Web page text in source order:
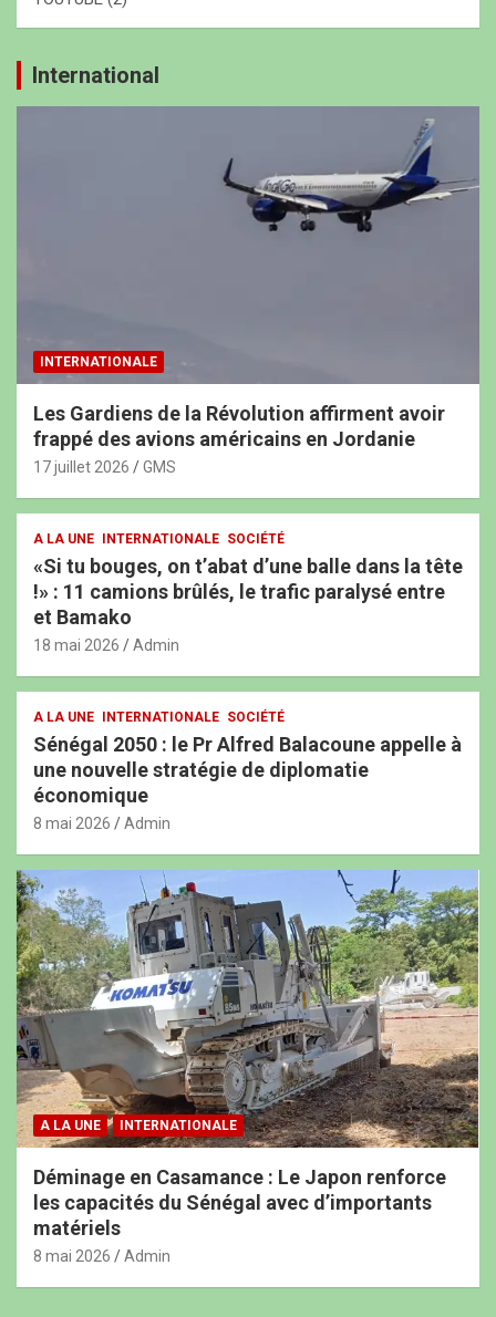
International
INTERNATIONALE
Les Gardiens de la Révolution affirment avoir
frappé des avions américains en Jordanie
17 juillet 2026 GMS
A LA UNE INTERNATIONALE SOCIÉTÉ
«Si tu bouges, on t’abat d’une balle dans la tête
!» : 11 camions brûlés, le trafic paralysé entre
et Bamako
18 mai 2026 Admin
A LA UNE INTERNATIONALE SOCIÉTÉ
Sénégal 2050 : le Pr Alfred Balacoune appelle à
une nouvelle stratégie de diplomatie
économique
8 mai 2026 Admin
A LA UNE INTERNATIONALE
Déminage en Casamance : Le Japon renforce
les capacités du Sénégal avec d’importants
matériels
8 mai 2026 Admin